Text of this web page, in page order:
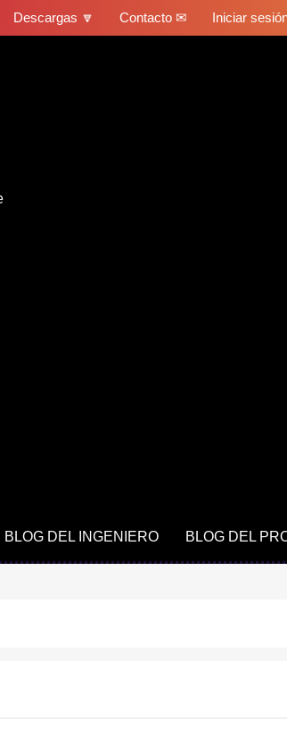
Descargas 🔽 Contacto ✉ Iniciar
BLOG DEL INGENIERO BLOG DEL